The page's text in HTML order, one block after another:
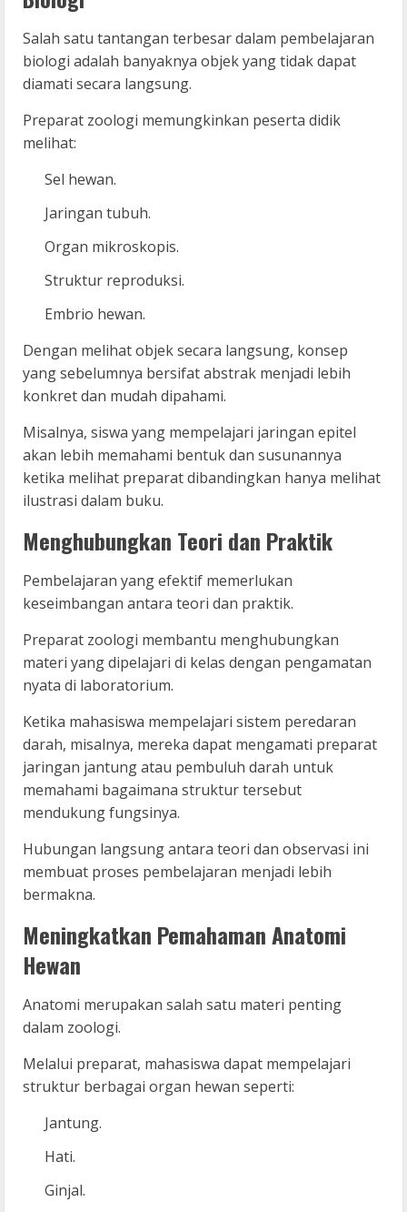
Salah satu tantangan terbesar dalam pembelajaran
biologi adalah banyaknya objek yang tidak dapat
diamati secara langsung.
Preparat zoologi memungkinkan peserta didik
melihat:
Sel hewan.
Jaringan tubuh.
Organ mikroskopis.
Struktur reproduksi.
Embrio hewan.
Dengan melihat objek secara langsung, konsep
yang sebelumnya bersifat abstrak menjadi lebih
konkret dan mudah dipahami.
Misalnya, siswa yang mempelajari jaringan epitel
akan lebih memahami bentuk dan susunannya
ketika melihat preparat dibandingkan hanya melihat
ilustrasi dalam buku.
Menghubungkan Teori dan Praktik
Pembelajaran yang efektif memerlukan
keseimbangan antara teori dan praktik.
Preparat zoologi membantu menghubungkan
materi yang dipelajari di kelas dengan pengamatan
nyata di laboratorium.
Ketika mahasiswa mempelajari sistem peredaran
darah, misalnya, mereka dapat mengamati preparat
jaringan jantung atau pembuluh darah untuk
memahami bagaimana struktur tersebut
mendukung fungsinya.
Hubungan langsung antara teori dan observasi ini
membuat proses pembelajaran menjadi lebih
bermakna.
Meningkatkan Pemahaman Anatomi
Hewan
Anatomi merupakan salah satu materi penting
dalam zoologi.
Melalui preparat, mahasiswa dapat mempelajari
struktur berbagai organ hewan seperti:
Jantung.
Hati.
Ginjal.